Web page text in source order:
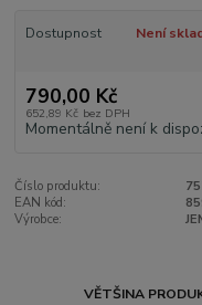
Dostupnost Není
790,00 Kč
652,89 Kč bez DPH
Momentálně není k
Číslo produktu:
EAN kód:
Výrobce:
VĚTŠINA